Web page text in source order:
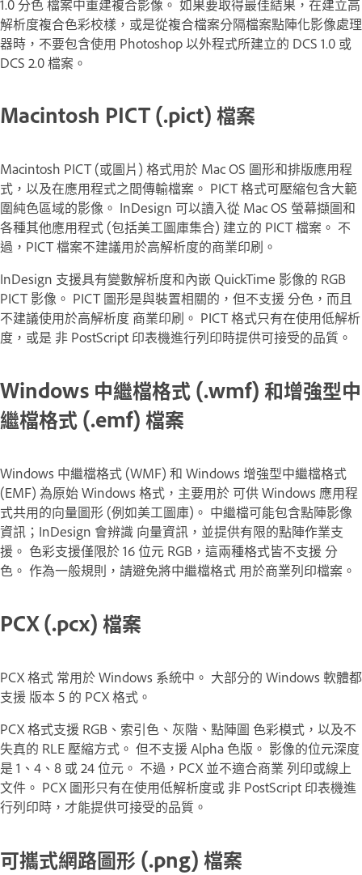
解析度複合色彩校樣，或是從複合檔案分隔檔案點陣化影像處理
器時，不要包含使用 Photoshop 以外程式所建立的 DCS 1.0 或
DCS 2.0 檔案。
Macintosh PICT (.pict) 檔案
Macintosh PICT (或圖片) 格式用於 Mac OS 圖形和排版應用程
式，以及在應用程式之間傳輸檔案。 PICT 格式可壓縮包含大範
圍純色區域的影像。 InDesign 可以讀入從 Mac OS 螢幕擷圖和
各種其他應用程式 (包括美工圖庫集合) 建立的 PICT 檔案。 不
過，PICT 檔案不建議用於高解析度的商業印刷。
InDesign 支援具有變數解析度和內嵌 QuickTime 影像的 RGB
PICT 影像。 PICT 圖形是與裝置相關的，但不支援 分色，而且
不建議使用於高解析度 商業印刷。 PICT 格式只有在使用低解析
度，或是 非 PostScript 印表機進行列印時提供可接受的品質。
Windows 中繼檔格式 (.wmf) 和增強型中
繼檔格式 (.emf) 檔案
Windows 中繼檔格式 (WMF) 和 Windows 增強型中繼檔格式
(EMF) 為原始 Windows 格式，主要用於 可供 Windows 應用程
式共用的向量圖形 (例如美工圖庫)。 中繼檔可能包含點陣影像
資訊；InDesign 會辨識 向量資訊，並提供有限的點陣作業支
援。 色彩支援僅限於 16 位元 RGB，這兩種格式皆不支援 分
色。 作為一般規則，請避免將中繼檔格式 用於商業列印檔案。
PCX (.pcx) 檔案
PCX 格式 常用於 Windows 系統中。 大部分的 Windows 軟體都
支援 版本 5 的 PCX 格式。
PCX 格式支援 RGB、索引色、灰階、點陣圖 色彩模式，以及不
失真的 RLE 壓縮方式。 但不支援 Alpha 色版。 影像的位元深度
是 1、4、8 或 24 位元。 不過，PCX 並不適合商業 列印或線上
文件。 PCX 圖形只有在使用低解析度或 非 PostScript 印表機進
行列印時，才能提供可接受的品質。
可攜式網路圖形 (.png) 檔案